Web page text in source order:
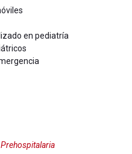
en pediatría